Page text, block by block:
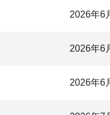
2026年6
2026年6
2026年6